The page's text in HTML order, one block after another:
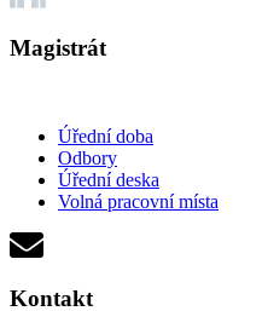
Magistrát
Úřední doba
Odbory
Úřední deska
Volná pracovní místa
Kontakt